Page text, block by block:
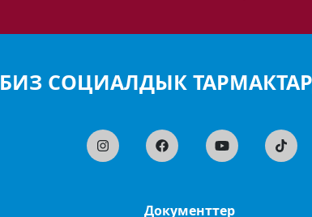
БИЗ СОЦИАЛДЫК
Документтер